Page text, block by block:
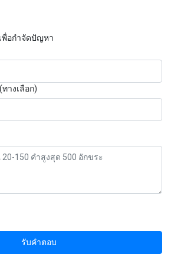
พื่อกำจัดปัญหา
างเลือก)
รับคำตอบ